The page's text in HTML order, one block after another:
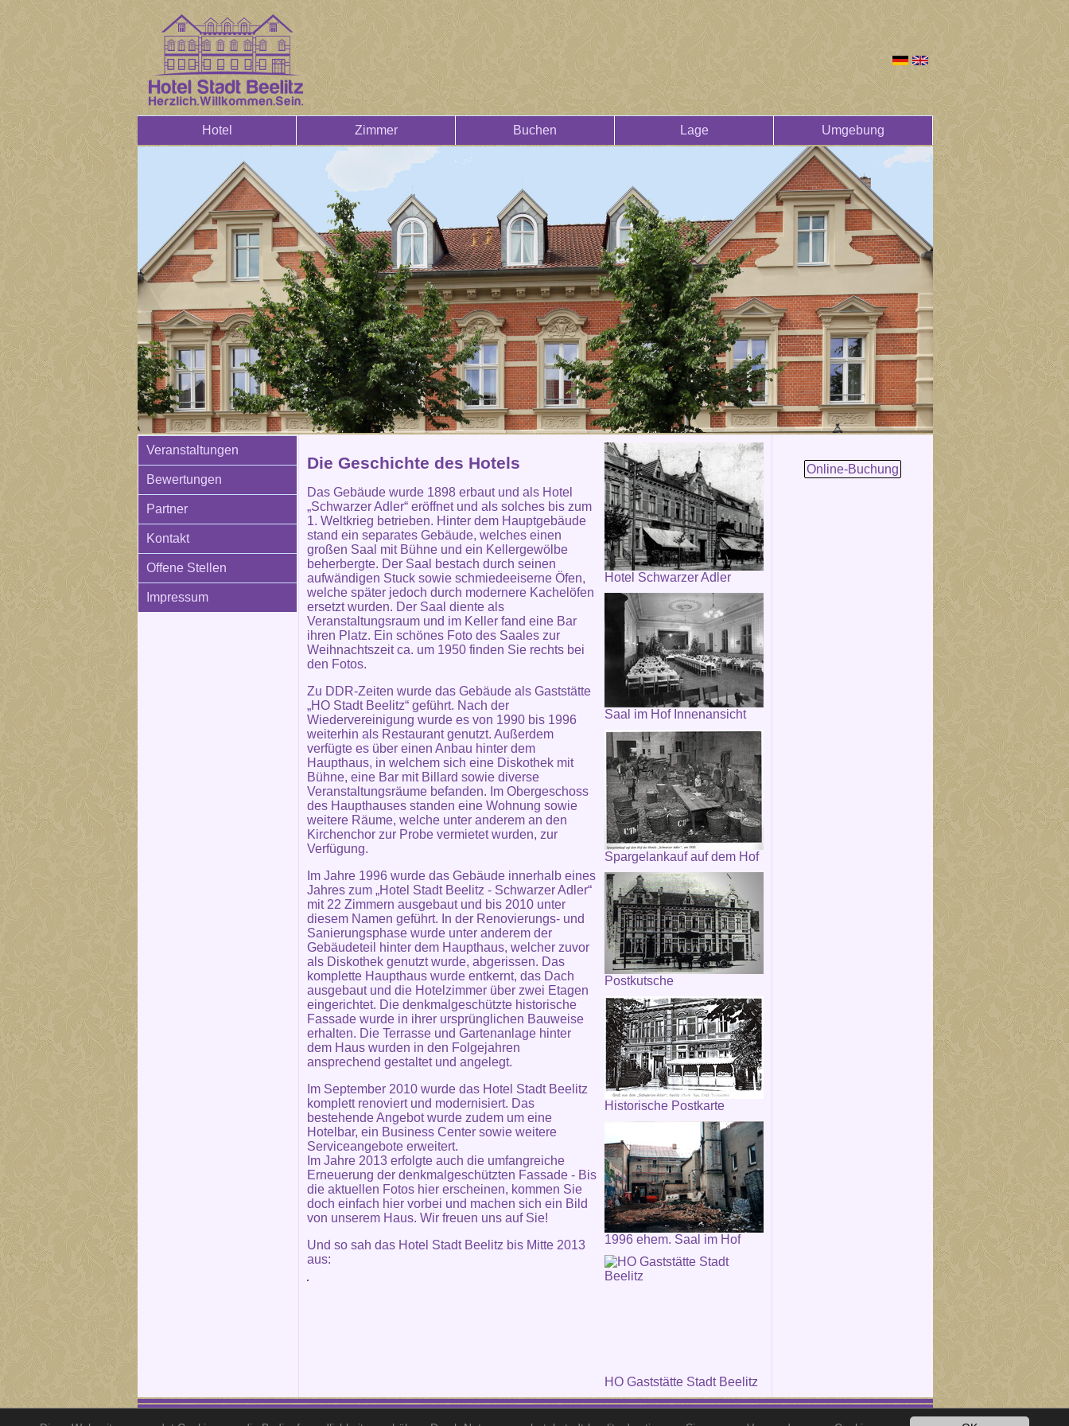
Hotel Zimmer Buchen Lage Umgebung
Veranstaltungen
Bewertungen
Partner
Kontakt
Offene Stellen
Impressum
Hotel Schwarzer Adler
Saal im Hof Innenansicht
Spargelankauf auf dem Hof
Postkutsche
Historische Postkarte
1996 ehem. Saal im Hof
HO Gaststätte Stadt Beelitz
Die Geschichte des Hotels
Das Gebäude wurde 1898 erbaut und als Hotel
„Schwarzer Adler“ eröffnet und als solches bis zum
1. Weltkrieg betrieben. Hinter dem Hauptgebäude
stand ein separates Gebäude, welches einen
großen Saal mit Bühne und ein Kellergewölbe
beherbergte. Der Saal bestach durch seinen
aufwändigen Stuck sowie schmiedeeiserne Öfen,
welche später jedoch durch modernere Kachelöfen
ersetzt wurden. Der Saal diente als
Veranstaltungsraum und im Keller fand eine Bar
ihren Platz. Ein schönes Foto des Saales zur
Weihnachtszeit ca. um 1950 finden Sie rechts bei
den Fotos.
Zu DDR-Zeiten wurde das Gebäude als Gaststätte
„HO Stadt Beelitz“ geführt. Nach der
Wiedervereinigung wurde es von 1990 bis 1996
weiterhin als Restaurant genutzt. Außerdem
verfügte es über einen Anbau hinter dem
Haupthaus, in welchem sich eine Diskothek mit
Bühne, eine Bar mit Billard sowie diverse
Veranstaltungsräume befanden. Im Obergeschoss
des Haupthauses standen eine Wohnung sowie
weitere Räume, welche unter anderem an den
Kirchenchor zur Probe vermietet wurden, zur
Verfügung.
Im Jahre 1996 wurde das Gebäude innerhalb eines
Jahres zum „Hotel Stadt Beelitz - Schwarzer Adler“
mit 22 Zimmern ausgebaut und bis 2010 unter
diesem Namen geführt. In der Renovierungs- und
Sanierungsphase wurde unter anderem der
Gebäudeteil hinter dem Haupthaus, welcher zuvor
als Diskothek genutzt wurde, abgerissen. Das
komplette Haupthaus wurde entkernt, das Dach
ausgebaut und die Hotelzimmer über zwei Etagen
eingerichtet. Die denkmalgeschützte historische
Fassade wurde in ihrer ursprünglichen Bauweise
erhalten. Die Terrasse und Gartenanlage hinter
dem Haus wurden in den Folgejahren
ansprechend gestaltet und angelegt.
Im September 2010 wurde das Hotel Stadt Beelitz
komplett renoviert und modernisiert. Das
bestehende Angebot wurde zudem um eine
Hotelbar, ein Business Center sowie weitere
Serviceangebote erweitert.
Im Jahre 2013 erfolgte auch die umfangreiche
Erneuerung der denkmalgeschützten Fassade - Bis
die aktuellen Fotos hier erscheinen, kommen Sie
doch einfach hier vorbei und machen sich ein Bild
von unserem Haus. Wir freuen uns auf Sie!
Und so sah das Hotel Stadt Beelitz bis Mitte 2013
aus:
Online-Buchung
Telefon: +49 (0)33204 - 4770 · Fax: +49 (0)33204 - 47711 · E-Mail: info@hotel-stadt-beelitz.de